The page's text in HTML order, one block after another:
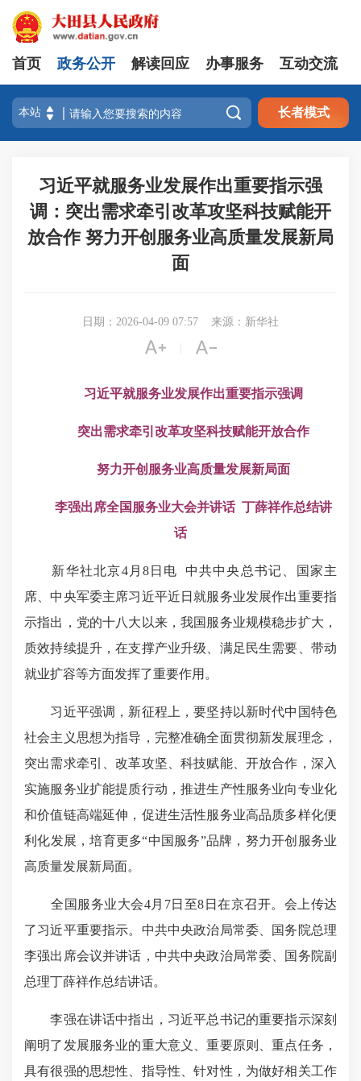
首页 政务公开 解读回应 办事服务 互动交流
 长者模式
习近平就服务业发展作出重要指示强
调：突出需求牵引改革攻坚科技赋能开
放合作 努力开创服务业高质量发展新局
面
日期：2026-04-09 07:57 来源：新华社
 
习近平就服务业发展作出重要指示强调
突出需求牵引改革攻坚科技赋能开放合作
努力开创服务业高质量发展新局面
李强出席全国服务业大会并讲话 丁薛祥作总结讲
话
新华社北京4月8日电 中共中央总书记、国家主
席、中央军委主席习近平近日就服务业发展作出重要指
示指出，党的十八大以来，我国服务业规模稳步扩大，
质效持续提升，在支撑产业升级、满足民生需要、带动
就业扩容等方面发挥了重要作用。
习近平强调，新征程上，要坚持以新时代中国特色
社会主义思想为指导，完整准确全面贯彻新发展理念，
突出需求牵引、改革攻坚、科技赋能、开放合作，深入
实施服务业扩能提质行动，推进生产性服务业向专业化
和价值链高端延伸，促进生活性服务业高品质多样化便
利化发展，培育更多“中国服务”品牌，努力开创服务业
高质量发展新局面。
全国服务业大会4月7日至8日在京召开。会上传达
了习近平重要指示。中共中央政治局常委、国务院总理
李强出席会议并讲话，中共中央政治局常委、国务院副
总理丁薛祥作总结讲话。
李强在讲话中指出，习近平总书记的重要指示深刻
阐明了发展服务业的重大意义、重要原则、重点任务，
具有很强的思想性、指导性、针对性，为做好相关工作